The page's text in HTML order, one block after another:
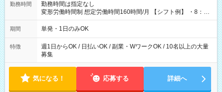
勤務時間
勤務時間は指定なし
変形労働時間制 想定労働時間160時間/月 【シフト例】 ・8：00
～21：00
期間 単発・1日のみOK
特徴
週1日からOK / 日払いOK / 副業・WワークOK / 10名以上の大量
募集
気になる！ 応募する 詳細へ